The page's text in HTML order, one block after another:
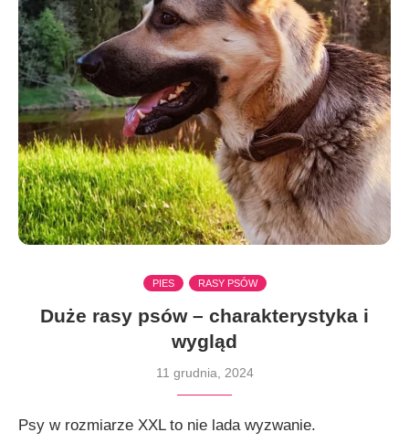
PIES RASY PSÓW
Duże rasy psów – charakterystyka i
wygląd
11 grudnia, 2024
Psy w rozmiarze XXL to nie lada wyzwanie.